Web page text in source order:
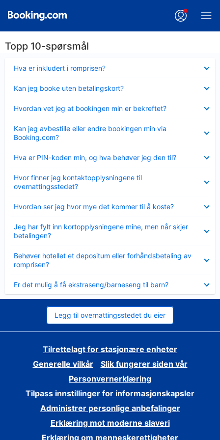
Topp 10-spørsmål
Hva er inkludert i romprisen?
mindre
Kan jeg booke uten betalingskort?
mindre
Hvordan vet jeg at bookingen min er bekreftet?
mindre
Kan jeg avbestille eller endre bookingen min via
Booking.com?
mindre
Hva er PIN-koden min, og hva behøver jeg den til?
mindre
Hvor finner jeg kontaktopplysningene til
overnattingsstedet?
mindre
Hvordan ser jeg hvor mye det kommer til å koste?
mindre
Jeg har fylt inn kortopplysningene mine, men når skjer
betalingen?
mindre
Behøver hotellet et depositum eller forhåndsbetaling av
romprisen?
mindre
Er det mulig å få ekstraseng/barneseng til barn?
mindre
Legg til overnattingsstedet du eier
Tilrettelagt for stasjonære enheter
Generelle vilkår
Slik fungerer siden vår
Personvernerklæring
Tilpass innstillinger for informasjonskapsler
Administrer personlige anbefalinger
Erklæring mot moderne slaveri
Erklæring om menneskerettigheter